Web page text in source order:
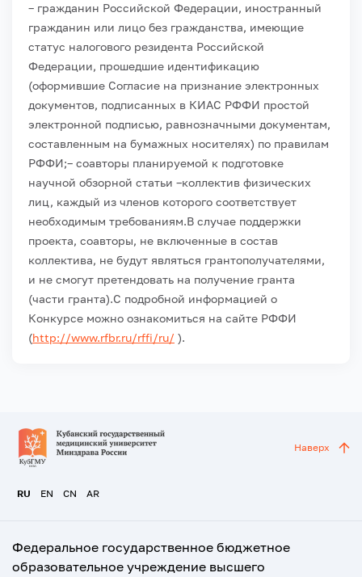
– гражданин Российской Федерации, иностранный
гражданин или лицо без гражданства, имеющие
статус налогового резидента Российской
Федерации, прошедшие идентификацию
(оформившие Согласие на признание электронных
документов, подписанных в КИАС РФФИ простой
электронной подписью, равнозначными документам,
составленным на бумажных носителях) по правилам
РФФИ;– соавторы планируемой к подготовке
научной обзорной статьи –коллектив физических
лиц, каждый из членов которого соответствует
необходимым требованиям.В случае поддержки
проекта, соавторы, не включенные в состав
коллектива, не будут являться грантополучателями,
и не смогут претендовать на получение гранта
(части гранта).С подробной информацией о
Конкурсе можно ознакомиться на сайте РФФИ
(http://www.rfbr.ru/rffi/ru/ ).
RU EN CN AR
Наверх
Федеральное государственное бюджетное
образовательное учреждение высшего